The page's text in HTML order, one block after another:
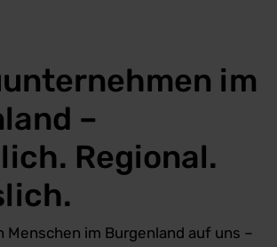
im
–
Regional.
Menschen im Burgenland auf uns –